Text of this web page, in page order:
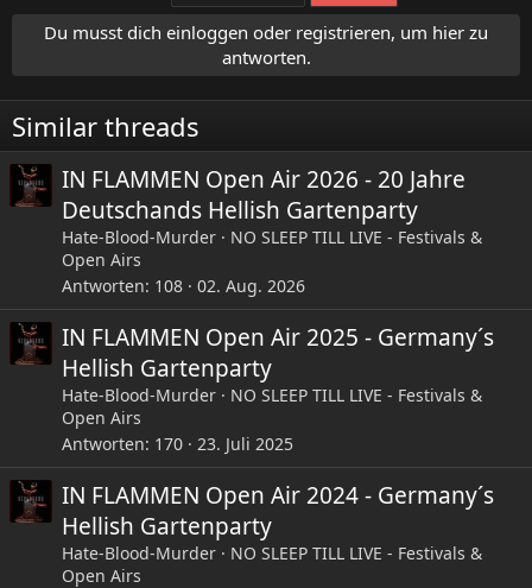
o
n
e
n
:
Du musst dich einloggen oder registrieren, um hier zu
antworten.
Similar threads
IN FLAMMEN Open Air 2026 - 20 Jahre
Deutschands Hellish Gartenparty
Hate-Blood-Murder
NO SLEEP TILL LIVE - Festivals &
Open Airs
Antworten 108 02. Aug. 2026
IN FLAMMEN Open Air 2025 - Germany´s
Hellish Gartenparty
Hate-Blood-Murder
NO SLEEP TILL LIVE - Festivals &
Open Airs
Antworten 170 23. Juli 2025
IN FLAMMEN Open Air 2024 - Germany´s
Hellish Gartenparty
Hate-Blood-Murder
NO SLEEP TILL LIVE - Festivals &
Open Airs